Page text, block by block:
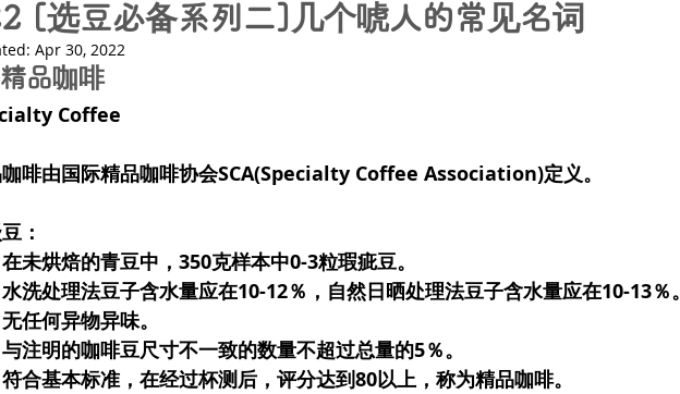
[选豆必备系列二]几个唬人的常见名词
Apr 30, 2022
品咖啡
Coffee
啡由国际精品咖啡协会SCA(Specialty Coffee Association)定义。
：
在未烘焙的青豆中，350克样本中0-3粒瑕疵豆。
水洗处理法豆子含水量应在10-12％，自然日晒处理法豆子含水量应在10-13％。
无任何异物异味。
与注明的咖啡豆尺寸不一致的数量不超过总量的5％。
符合基本标准，在经过杯测后，评分达到80以上，称为精品咖啡。